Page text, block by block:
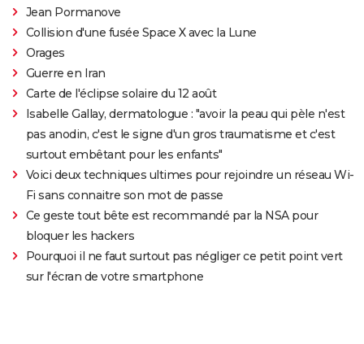
Jean Pormanove
Collision d'une fusée Space X avec la Lune
Orages
Guerre en Iran
Carte de l'éclipse solaire du 12 août
Isabelle Gallay, dermatologue : "avoir la peau qui pèle n'est
pas anodin, c'est le signe d'un gros traumatisme et c'est
surtout embêtant pour les enfants"
Voici deux techniques ultimes pour rejoindre un réseau Wi-
Fi sans connaitre son mot de passe
Ce geste tout bête est recommandé par la NSA pour
bloquer les hackers
Pourquoi il ne faut surtout pas négliger ce petit point vert
sur l'écran de votre smartphone